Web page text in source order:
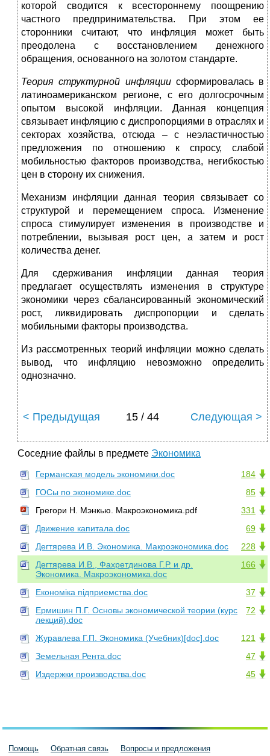
которой сводится к всестороннему поощрению
частного предпринимательства. При этом ее
сторонники считают, что инфляция может быть
преодолена с восстановлением денежного
обращения, основанного на золотом стандарте.
Теория структурной инфляциисформировалась в
латиноамериканском регионе, с его долгосрочным
опытом высокой инфляции. Данная концепция
связывает инфляцию с диспропорциями в отраслях и
секторах хозяйства, отсюда – с неэластичностью
предложения по отношению к спросу, слабой
мобильностью факторов производства, негибкостью
цен в сторону их снижения.
Механизм инфляции данная теория связывает со
структурой и перемещением спроса. Изменение
спроса стимулирует изменения в производстве и
потреблении, вызывая рост цен, а затем и рост
количества денег.
Для сдерживания инфляции данная теория
предлагает осуществлять изменения в структуре
экономики через сбалансированный экономический
рост, ликвидировать диспропорции и сделать
мобильными факторы производства.
Из рассмотренных теорий инфляции можно сделать
вывод, что инфляцию невозможно определить
однозначно.
< Предыдущая 15 / 44 Следующая >
Соседние файлы в предмете Экономика
184
Германская модель экономики.doc
85
ГОСы по экономике.doc
331
Грегори Н. Мэнкью. Макроэкономика.pdf
69
Движение капитала.doc
228
Дегтярева И.В. Экономика. Макроэкономика.doc
166
Дегтярева И.В., Фахретдинова Г.Р. и др.
Экономика. Макроэкономика.doc
37
Економіка підприемства.doc
72
Ермишин П.Г. Основы экономической теории (курс
лекций).doc
121
Журавлева Г.П. Экономика (Учебник)[doc].doc
47
Земельная Рента.doc
45
Издержки производства.doc
Помощь Обратная связь Вопросы и предложения